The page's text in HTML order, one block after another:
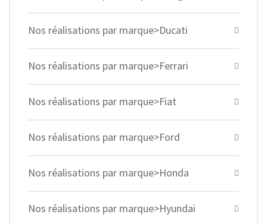
Nos réalisations par marque>Ducati
Nos réalisations par marque>Ferrari
Nos réalisations par marque>Fiat
Nos réalisations par marque>Ford
Nos réalisations par marque>Honda
Nos réalisations par marque>Hyundai